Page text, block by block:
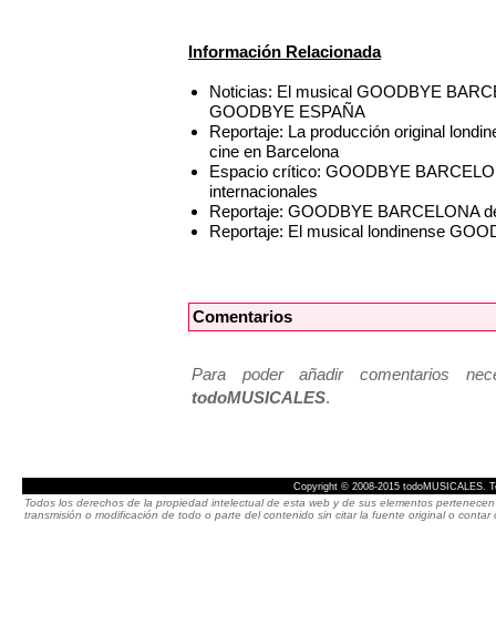
Información Relacionada
Noticias: El musical GOODBYE
GOODBYE ESPAÑA
Reportaje: La producción original
cine en Barcelona
Espacio crítico: GOODBYE
internacionales
Reportaje: GOODBYE BARCELONA
Reportaje: El musical londinense
Comentarios
Para poder añadir comentarios
todoMUSICALES.
Copyright © 2008-2015 todoMUSICALES.
Todos los derechos de la propiedad intelectual de esta web y de sus elementos
transmisión o modificación de todo o parte del contenido sin citar la fuente original o